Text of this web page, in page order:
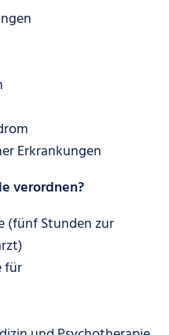
Erkrankungen
verordnen?
(fünf Stunden zur
für